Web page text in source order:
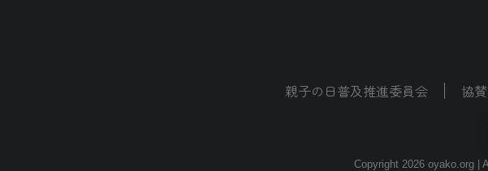
親子の日普及推進委員会 協
Copyright 2026 oyako.org |